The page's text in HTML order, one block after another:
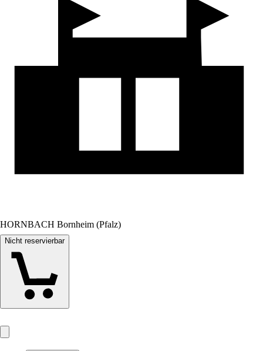
HORNBACH Bornheim (Pfalz)
Nicht reservierbar